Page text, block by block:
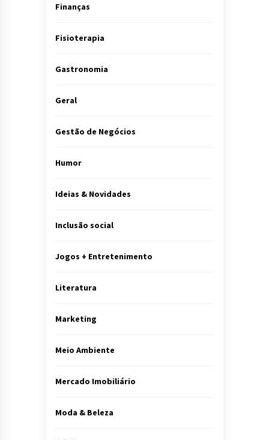
Finanças
Fisioterapia
Gastronomia
Geral
Gestão de Negócios
Humor
Ideias & Novidades
Inclusão social
Jogos + Entretenimento
Literatura
Marketing
Meio Ambiente
Mercado Imobiliário
Moda & Beleza